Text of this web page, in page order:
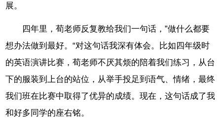
展。
四年里，荀老师反复教给我们一句话，”做什么都要
想办法做到最好。“对这句话我深有体会。比如四年级时
的英语演讲比赛，荀老师不厌其烦的陪着我们练习，从台
下的服装到上台的站位，从举手投足到语气、情绪，最终
我们班在比赛中取得了优异的成绩。现在，这句话成了我
和好多同学的座右铭。